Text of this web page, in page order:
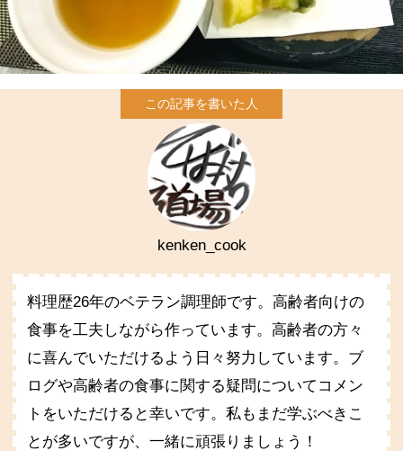
kenken_cook
料理歴26年のベテラン調理師です。高齢者向けの
食事を工夫しながら作っています。高齢者の方々
に喜んでいただけるよう日々努力しています。ブ
ログや高齢者の食事に関する疑問についてコメン
トをいただけると幸いです。私もまだ学ぶべきこ
とが多いですが、一緒に頑張りましょう！